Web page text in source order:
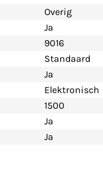
Overig
Ja
9016
Standaard
Ja
Elektronisch
1500
Ja
Ja